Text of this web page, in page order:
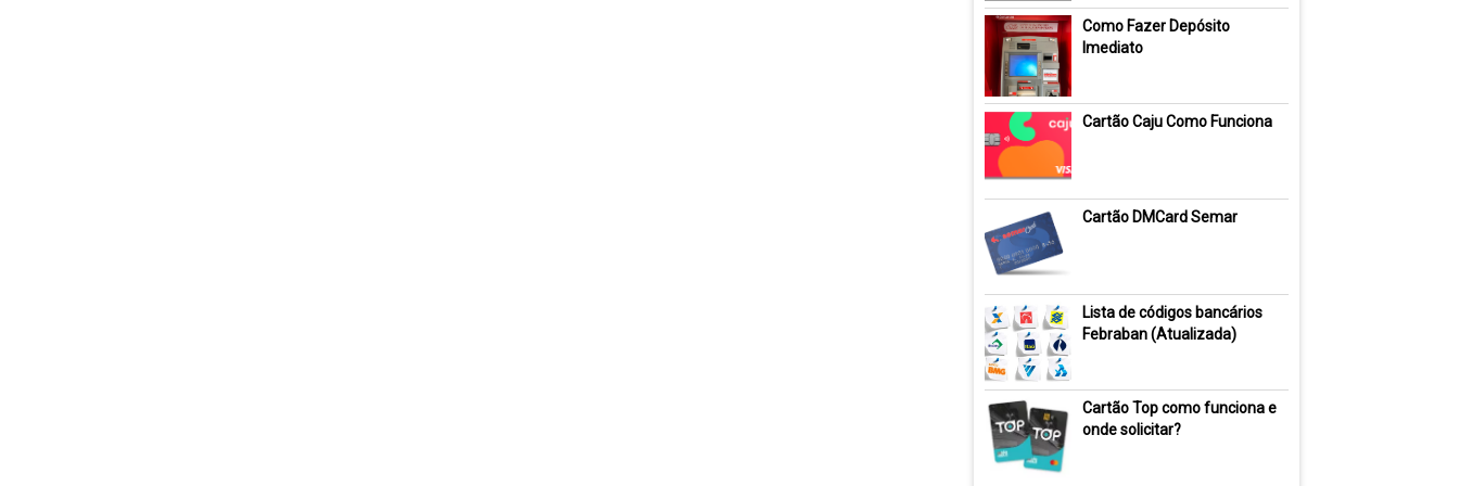
Como Fazer Depósito
Imediato
Cartão Caju Como Funciona
Cartão DMCard Semar
Lista de códigos bancários
Febraban (Atualizada)
Cartão Top como funciona e
onde solicitar?